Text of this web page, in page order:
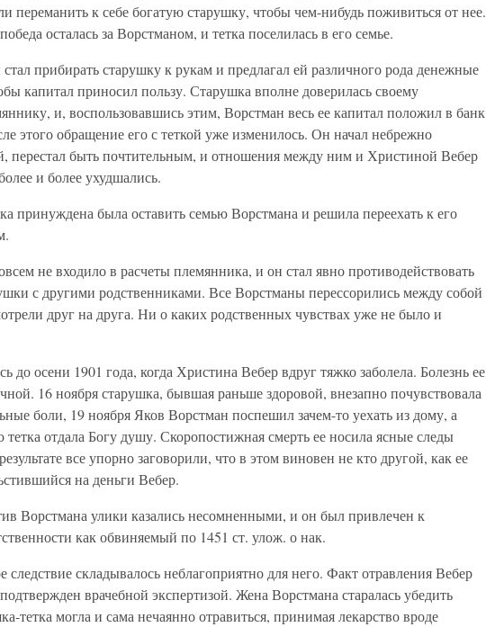
переманить к себе богатую старушку, чтобы чем-нибудь поживиться от нее.
осталась за Ворстманом, и тетка поселилась в его семье.
прибирать старушку к рукам и предлагал ей различного рода денежные
капитал приносил пользу. Старушка вполне доверилась своему
и, воспользовавшись этим, Ворстман весь ее капитал положил в банк
этого обращение его с теткой уже изменилось. Он начал небрежно
перестал быть почтительным, и отношения между ним и Христиной Вебер
и более ухудшались.
принуждена была оставить семью Ворстмана и решила переехать к его
не входило в расчеты племянника, и он стал явно противодействовать
с другими родственниками. Все Ворстманы перессорились между собой
друг на друга. Ни о каких родственных чувствах уже не было и
до осени 1901 года, когда Христина Вебер вдруг тяжко заболела. Болезнь ее
16 ноября старушка, бывшая раньше здоровой, внезапно почувствовала
боли, 19 ноября Яков Ворстман поспешил зачем-то уехать из дому, а
тетка отдала Богу душу. Скоропостижная смерть ее носила ясные следы
все упорно заговорили, что в этом виновен не кто другой, как ее
на деньги Вебер.
Ворстмана улики казались несомненными, и он был привлечен к
как обвиняемый по 1451 ст. улож. о нак.
следствие складывалось неблагоприятно для него. Факт отравления Вебер
врачебной экспертизой. Жена Ворстмана старалась убедить
тетка могла и сама нечаянно отравиться, принимая лекарство вроде